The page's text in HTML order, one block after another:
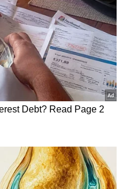
టీనా అంబానీ.. అనిల్
పెద్ద కావడం గమనార్హం.